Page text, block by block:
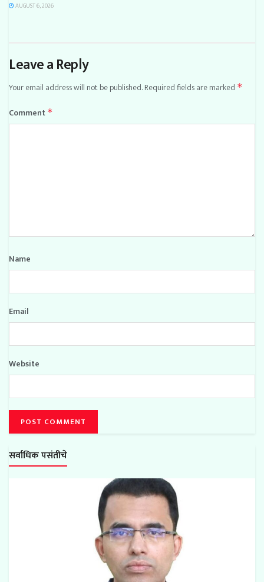
AUGUST 6, 2026
Leave a Reply
Your email address will not be published.Required fields are marked *
Comment *
Name
Email
Website
सर्वाधिक पसंतीचे